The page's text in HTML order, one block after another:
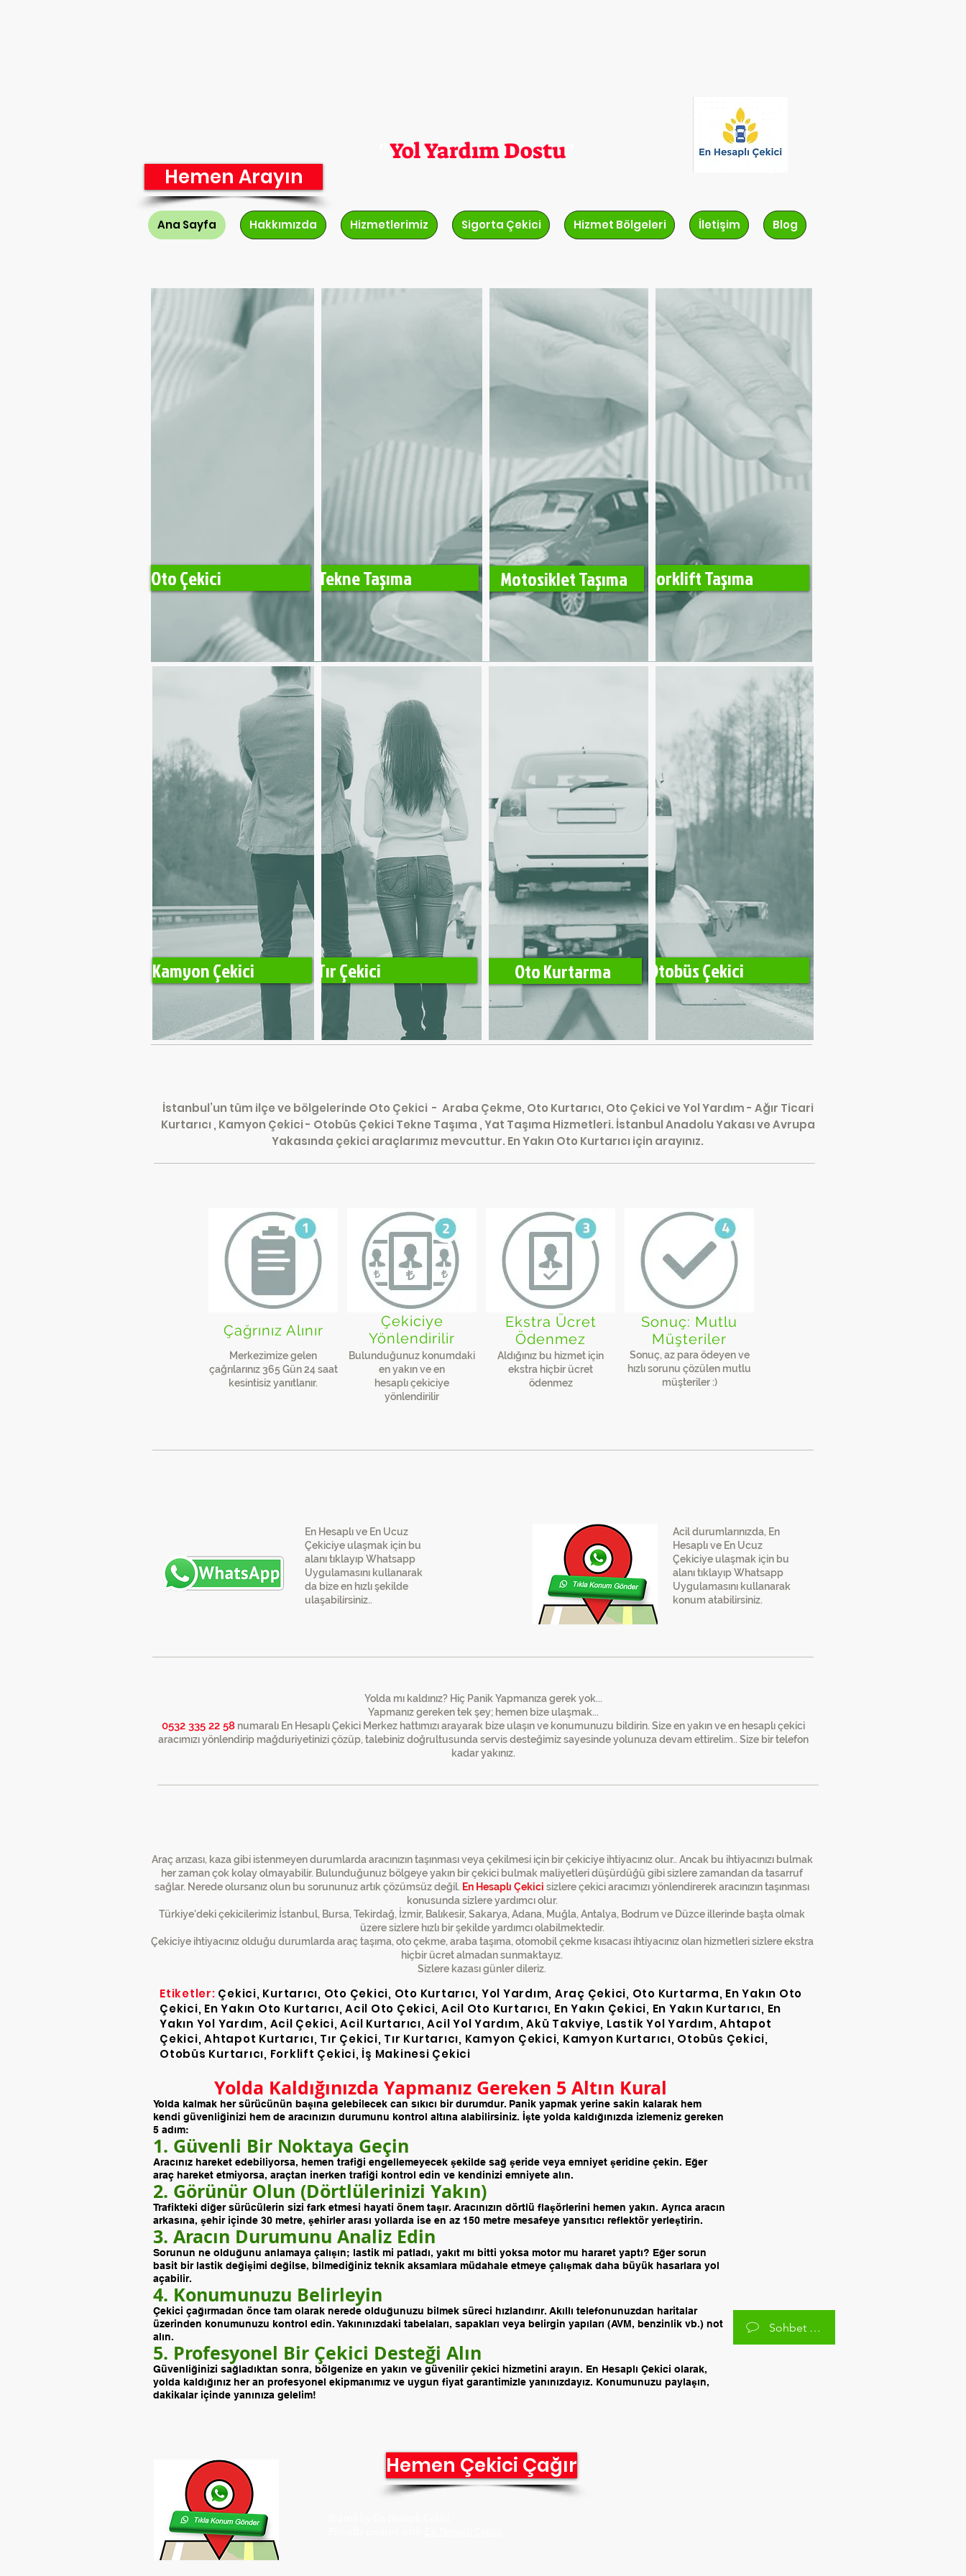
Yol Yardım Dostu"
Hemen Arayın
Ana Sayfa Hakkımızda Hizmetlerimiz Sigorta Çekici Hizmet Bölgeleri İletişim Blog
Motosiklet Taşıma Forklift Taşıma
Tekne Taşıma
Oto Çekici
Kamyon Çekici Tır Çekici Oto Kurtarma Otobüs Çekici
Sohbet Edelim
İstanbul’un tüm ilçe ve bölgelerinde Oto Çekici - Araba Çekme, Oto Kurtarıcı, Oto Çekici ve Yol Yardım - Ağır Ticari
Kurtarıcı , Kamyon Çekici - Otobüs Çekici Tekne Taşıma , Yat Taşıma Hizmetleri. İstanbul Anadolu Yakası ve Avrupa
Yakasında çekici araçlarımız mevcuttur. En Yakın Oto Kurtarıcı için arayınız.
Çağrınız Alınır
Çekiciye
Yönlendirilir
Ekstra Ücret
Ödenmez
Sonuç: Mutlu
Müşteriler
Merkezimize gelen
çağrılarınız 365 Gün 24 saat
kesintisiz yanıtlanır.
Bulunduğunuz konumdaki
en yakın ve en
hesaplı çekiciye
yönlendirilir​
Aldığınız bu hizmet için
ekstra hiçbir ücret
ödenmez​
Sonuç, az para ödeyen ve
hızlı sorunu çözülen mutlu
müşteriler :)
En Hesaplı ve En Ucuz
Çekiciye ulaşmak için bu
alanı tıklayıp Whatsapp
Uygulamasını kullanarak
da bize en hızlı şekilde
ulaşabilirsiniz..
Acil durumlarınızda, En
Hesaplı ve En Ucuz
Çekiciye ulaşmak için bu
alanı tıklayıp Whatsapp
Uygulamasını kullanarak
konum atabilirsiniz.
Yolda mı kaldınız? Hiç Panik Yapmanıza gerek yok...
Yapmanız gereken tek şey; hemen bize ulaşmak...
0532 335 22 58numaralı En Hesaplı Çekici Merkez hattımızı arayarak bize ulaşın ve konumunuzu bildirin. Size en yakın ve en hesaplı çekici
aracımızı yönlendirip mağduriyetinizi çözüp, talebiniz doğrultusunda servis desteğimiz sayesinde yolunuza devam ettirelim.. Size bir telefon
kadar yakınız.
Araç arızası, kaza gibi istenmeyen durumlarda aracınızın taşınması veya çekilmesi için bir çekiciye ihtiyacınız olur.. Ancak bu ihtiyacınızı bulmak
her zaman çok kolay olmayabilir. Bulunduğunuz bölgeye yakın bir çekici bulmak maliyetleri düşürdüğü gibi sizlere zamandan da tasarruf
sağlar. Nerede olursanız olun bu sorununuz artık çözümsüz değil. En Hesaplı Çekici sizlere çekici aracımızı yönlendirerek aracınızın taşınması
konusunda sizlere yardımcı olur.
Türkiye'deki çekicilerimiz İstanbul, Bursa, Tekirdağ, İzmir, Balıkesir, Sakarya, Adana, Muğla, Antalya, Bodrum ve Düzce illerinde başta olmak
üzere sizlere hızlı bir şekilde yardımcı olabilmektedir.
Çekiciye ihtiyacınız olduğu durumlarda araç taşıma, oto çekme, araba taşıma, otomobil çekme kısacası ihtiyacınız olan hizmetleri sizlere ekstra
hiçbir ücret almadan sunmaktayız.
Sizlere kazası günler dileriz.
Etiketler: Çekici, Kurtarıcı, Oto Çekici, Oto Kurtarıcı, Yol Yardım, Araç Çekici, Oto Kurtarma, En Yakın Oto
Çekici, En Yakın Oto Kurtarıcı, Acil Oto Çekici, Acil Oto Kurtarıcı, En Yakın Çekici, En Yakın Kurtarıcı, En
Yakın Yol Yardım, Acil Çekici, Acil Kurtarıcı, Acil Yol Yardım, Akü Takviye, Lastik Yol Yardım, Ahtapot
Çekici, Ahtapot Kurtarıcı, Tır Çekici, Tır Kurtarıcı, Kamyon Çekici, Kamyon Kurtarıcı, Otobüs Çekici,
Otobüs Kurtarıcı, Forklift Çekici, İş Makinesi Çekici
Yolda Kaldığınızda Yapmanız Gereken 5 Altın Kural
Yolda kalmak her sürücünün başına gelebilecek can sıkıcı bir durumdur. Panik yapmak yerine sakin kalarak hem
kendi güvenliğinizi hem de aracınızın durumunu kontrol altına alabilirsiniz. İşte yolda kaldığınızda izlemeniz gereken
5 adım:
1. Güvenli Bir Noktaya Geçin
Aracınız hareket edebiliyorsa, hemen trafiği engellemeyecek şekilde sağ şeride veya emniyet şeridine çekin. Eğer
araç hareket etmiyorsa, araçtan inerken trafiği kontrol edin ve kendinizi emniyete alın.
2. Görünür Olun (Dörtlülerinizi Yakın)
Trafikteki diğer sürücülerin sizi fark etmesi hayati önem taşır. Aracınızın dörtlü flaşörlerini hemen yakın. Ayrıca aracın
arkasına, şehir içinde 30 metre, şehirler arası yollarda ise en az 150 metre mesafeye yansıtıcı reflektör yerleştirin.
3. Aracın Durumunu Analiz Edin
Sorunun ne olduğunu anlamaya çalışın; lastik mi patladı, yakıt mı bitti yoksa motor mu hararet yaptı? Eğer sorun
basit bir lastik değişimi değilse, bilmediğiniz teknik aksamlara müdahale etmeye çalışmak daha büyük hasarlara yol
açabilir.
4. Konumunuzu Belirleyin
Çekici çağırmadan önce tam olarak nerede olduğunuzu bilmek süreci hızlandırır. Akıllı telefonunuzdan haritalar
üzerinden konumunuzu kontrol edin. Yakınınızdaki tabelaları, sapakları veya belirgin yapıları (AVM, benzinlik vb.) not
alın.
5. Profesyonel Bir Çekici Desteği Alın
Güvenliğinizi sağladıktan sonra, bölgenize en yakın ve güvenilir çekici hizmetini arayın. En Hesaplı Çekici olarak,
yolda kaldığınız her an profesyonel ekipmanımız ve uygun fiyat garantimizle yanınızdayız. Konumunuzu paylaşın,
dakikalar içinde yanınıza gelelim!
Hemen Çekici Çağır